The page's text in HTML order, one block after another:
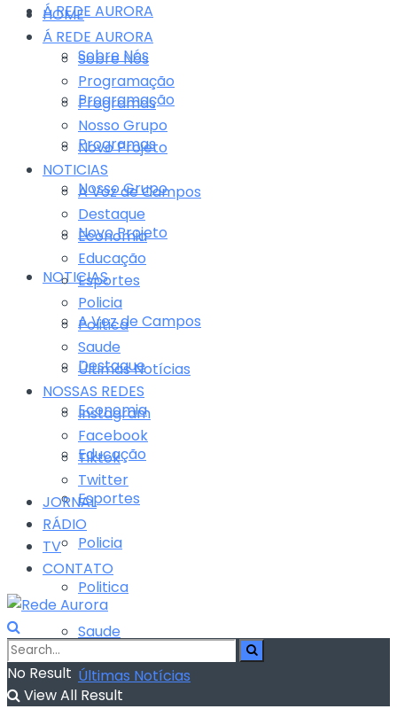
Á REDE AURORA
Sobre Nós
Programação
Programas
Nosso Grupo
Novo Projeto
NOTICIAS
A Voz de Campos
Destaque
Economia
Educação
Esportes
Policia
Politica
Saude
Últimas Notícias
HOME
Á REDE AURORA
Sobre Nós
Programação
Programas
Nosso Grupo
Novo Projeto
NOTICIAS
A Voz de Campos
Destaque
Economia
Educação
Esportes
Policia
Politica
Saude
Últimas Notícias
NOSSAS REDES
Instagram
Facebook
Tiktok
Twitter
JORNAL
RÁDIO
TV
CONTATO
No Result
View All Result